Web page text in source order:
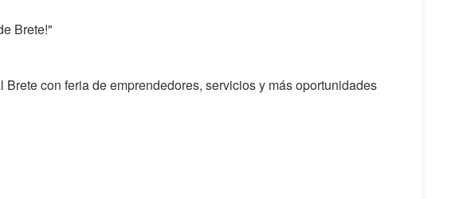
Brete!"
con feria de emprendedores, servicios y más oportunidades